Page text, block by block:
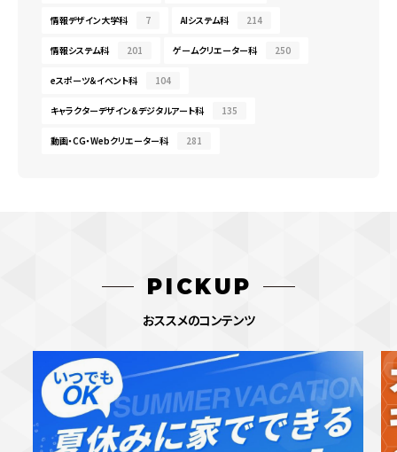
情報デザイン大学科 7 AIシステム科 214
情報システム科 201 ゲームクリエーター科 250
eスポーツ＆イベント科 104
キャラクターデザイン＆デジタルアート科 135
動画・CG・Webクリエーター科 281
PICKUP
おススメのコンテンツ